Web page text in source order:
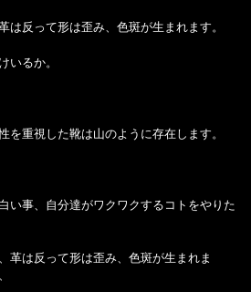
は反って形は歪み、色斑が生まれます。
いるか。
を重視した靴は山のように存在します。
い事、自分達がワクワクするコトをやりた
革は反って形は歪み、色斑が生まれま